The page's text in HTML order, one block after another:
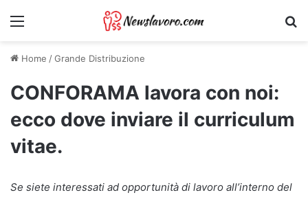
Menu
Home /Grande Distribuzione
CONFORAMA lavora con noi:
ecco dove inviare il curriculum
vitae.
Se siete interessati ad opportunità di lavoro all’interno del